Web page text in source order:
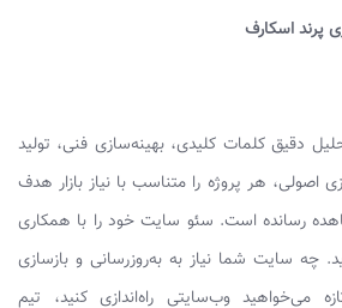
پرند اسکارف
دقیق کلمات کلیدی، بهینه‌سازی فنی، تولید
اصولی، هر پروژه را متناسب با نیاز بازار هدف
رسانده است. سئو سایت خود را با همکاری
چه سایت شما نیاز به به‌روزرسانی و بازسازی
می‌خواهید وب‌سایتی راه‌اندازی کنید، تیم